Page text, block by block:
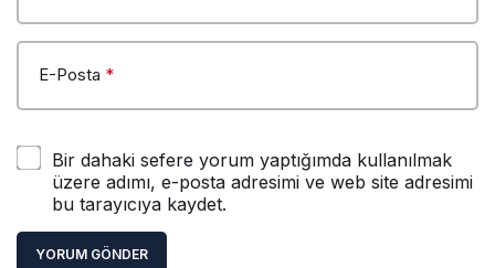
E-Posta *
Bir dahaki sefere yorum yaptığımda kullanılmak
üzere adımı, e-posta adresimi ve web site adresimi
bu tarayıcıya kaydet.
YORUM GÖNDER